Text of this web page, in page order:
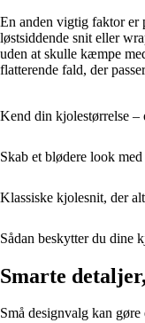
En anden vigtig faktor er
løstsiddende snit eller
uden at skulle kæmpe
flatterende fald, der
Kend din kjolestørrelse
Skab et blødere look
Klassiske kjolesnit, der
Sådan beskytter du dine
Smarte
Små designvalg kan